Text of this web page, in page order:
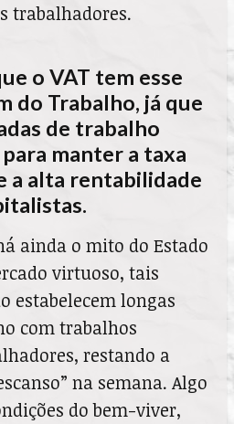
trabalhadores.
o VAT tem esse
do Trabalho, já que
de trabalho
manter a taxa
a alta rentabilidade
ainda o mito do Estado
virtuoso, tais
estabelecem longas
com trabalhos
restando a
na semana. Algo
do bem-viver,